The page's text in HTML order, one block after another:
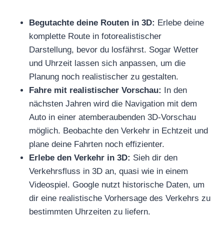
Begutachte deine Routen in 3D: Erlebe deine
komplette Route in fotorealistischer
Darstellung, bevor du losfährst. Sogar Wetter
und Uhrzeit lassen sich anpassen, um die
Planung noch realistischer zu gestalten.
Fahre mit realistischer Vorschau: In den
nächsten Jahren wird die Navigation mit dem
Auto in einer atemberaubenden 3D-Vorschau
möglich. Beobachte den Verkehr in Echtzeit und
plane deine Fahrten noch effizienter.
Erlebe den Verkehr in 3D: Sieh dir den
Verkehrsfluss in 3D an, quasi wie in einem
Videospiel. Google nutzt historische Daten, um
dir eine realistische Vorhersage des Verkehrs zu
bestimmten Uhrzeiten zu liefern.